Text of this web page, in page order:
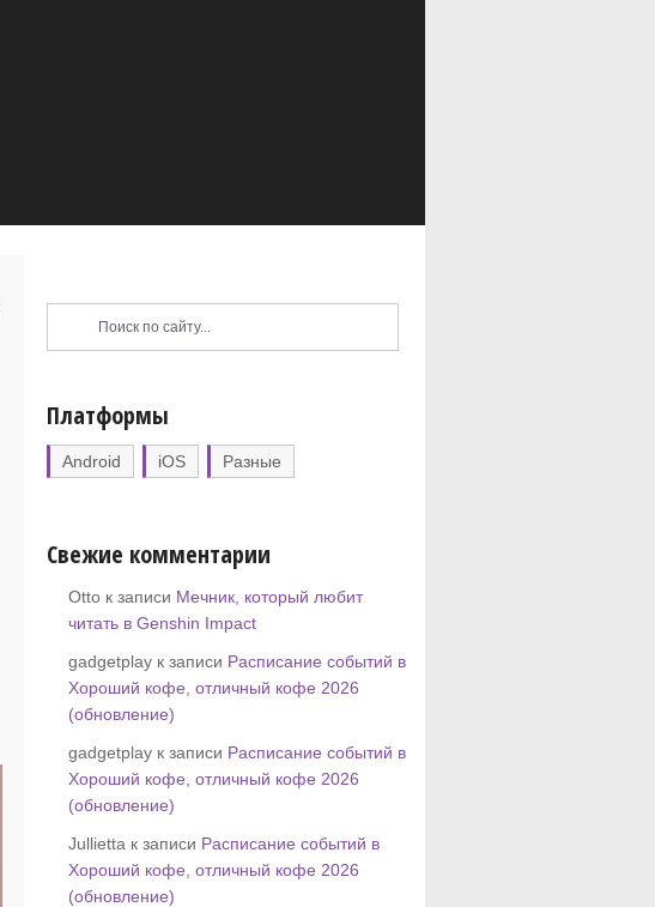
Платформы
Android iOS Разные
Свежие комментарии
Otto к записи Мечник, который любит
читать в Genshin Impact
gadgetplay к записи Расписание событий в
Хороший кофе, отличный кофе 2026
(обновление)
gadgetplay к записи Расписание событий в
Хороший кофе, отличный кофе 2026
(обновление)
Jullietta к записи Расписание событий в
Хороший кофе, отличный кофе 2026
(обновление)